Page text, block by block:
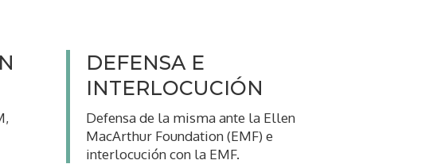
DEFENSA E
INTERLOCUCIÓN
Defensa de la misma ante la Ellen
MacArthur Foundation (EMF) e
interlocución con la EMF.